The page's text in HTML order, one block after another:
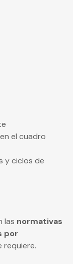
el cuadro
y ciclos de
las normativas
por
requiere.